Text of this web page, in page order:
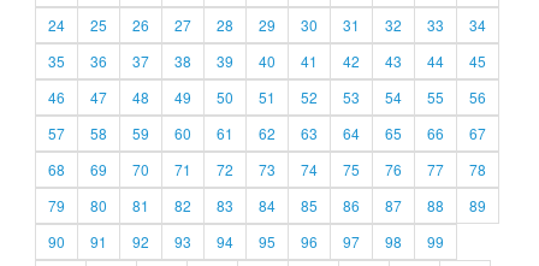
24
25 26 27 28 29 30 31 32 33
34
35
36 37 38 39 40 41 42 43 44
45
46
47 48 49 50 51 52 53 54 55
56
57
58 59 60 61 62 63 64 65 66
67
68
69 70 71 72 73 74 75 76 77
78
79
80 81 82 83 84 85 86 87 88
89
90
91 92 93 94 95 96 97 98
99